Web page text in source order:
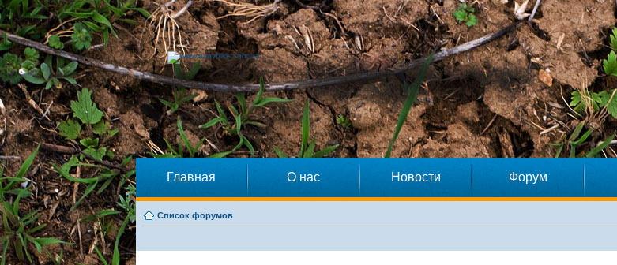
Главная О нас Новости Форум
Список форумов